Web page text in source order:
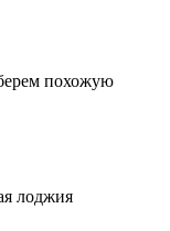
похожую
лоджия